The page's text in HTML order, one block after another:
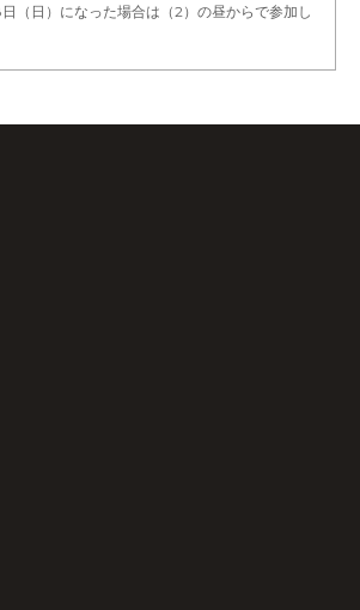
（日）になった場合は（2）の昼からで参加し